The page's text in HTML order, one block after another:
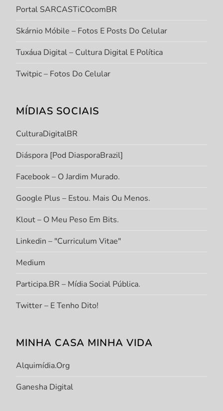
Portal SARCASTiCOcomBR
Skárnio Móbile – Fotos E Posts Do Celular
Tuxáua Digital – Cultura Digital E Política
Twitpic – Fotos Do Celular
MÍDIAS SOCIAIS
CulturaDigitalBR
Diáspora [Pod DiasporaBrazil]
Facebook – O Jardim Murado.
Google Plus – Estou. Mais Ou Menos.
Klout – O Meu Peso Em Bits.
Linkedin – "Curriculum Vitae"
Medium
Participa.BR – Mídia Social Pública.
Twitter – E Tenho Dito!
MINHA CASA MINHA VIDA
Alquimídia.org
Ganesha Digital